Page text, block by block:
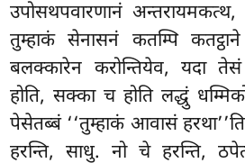
उपोसथपवारणानं अन्तरायमकत्थ,
तुम्हाकं सेनासनं कतम्पि
बलक्कारेन करोन्तियेव, यदा तेसं
होति, सक्का च होति लद्धुं
पेसेतब्बं ‘‘तुम्हाकं आवासं
हरन्ति, साधु. नो चे हरन्ति,